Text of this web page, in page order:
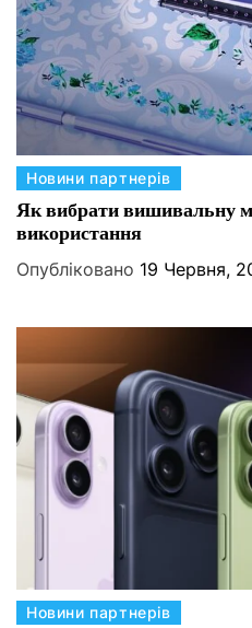
а
т
е
і
ї
Новини партнерів
Як вибрати вишивальну
використання
Опубліковано 19 Червня,
Новини партнерів